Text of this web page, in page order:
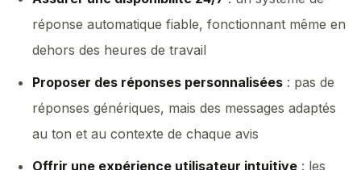
réponse automatique fiable, fonctionnant même en
dehors des heures de travail
Proposer des réponses personnalisées : pas de
réponses génériques, mais des messages adaptés
au ton et au contexte de chaque avis
Offrir une expérience utilisateur intuitive : les